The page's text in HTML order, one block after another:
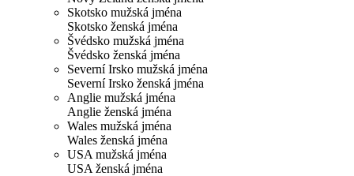
Skotsko mužská jména
Skotsko ženská jména
Švédsko mužská jména
Švédsko ženská jména
Severní Irsko mužská jména
Severní Irsko ženská jména
Anglie mužská jména
Anglie ženská jména
Wales mužská jména
Wales ženská jména
USA mužská jména
USA ženská jména